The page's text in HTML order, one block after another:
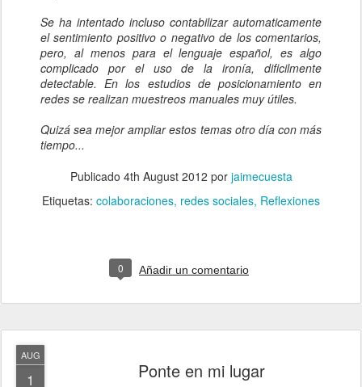
Se ha intentado incluso contabilizar automaticamente
el sentimiento positivo o negativo de los comentarios,
pero, al menos para el lenguaje español, es algo
complicado por el uso de la ironía, dificilmente
detectable. En los estudios de posicionamiento en
redes se realizan muestreos manuales muy útiles.
Quizá sea mejor ampliar estos temas otro día con más
tiempo...
Publicado 4th August 2012 por jaimecuesta
Etiquetas: colaboraciones redes sociales Reflexiones
0 Añadir un comentario
AUG
1 Ponte en mi lugar